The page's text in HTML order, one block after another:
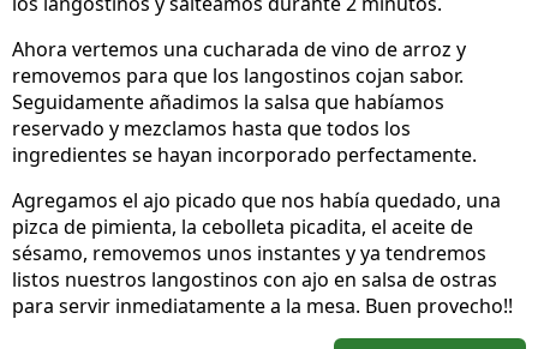
Ahora vertemos una cucharada de vino de arroz y
removemos para que los langostinos cojan sabor.
Seguidamente añadimos la salsa que habíamos
reservado y mezclamos hasta que todos los
ingredientes se hayan incorporado perfectamente.
Agregamos el ajo picado que nos había quedado, una
pizca de pimienta, la cebolleta picadita, el aceite de
sésamo, removemos unos instantes y ya tendremos
listos nuestros langostinos con ajo en salsa de ostras
para servir inmediatamente a la mesa. Buen provecho!!